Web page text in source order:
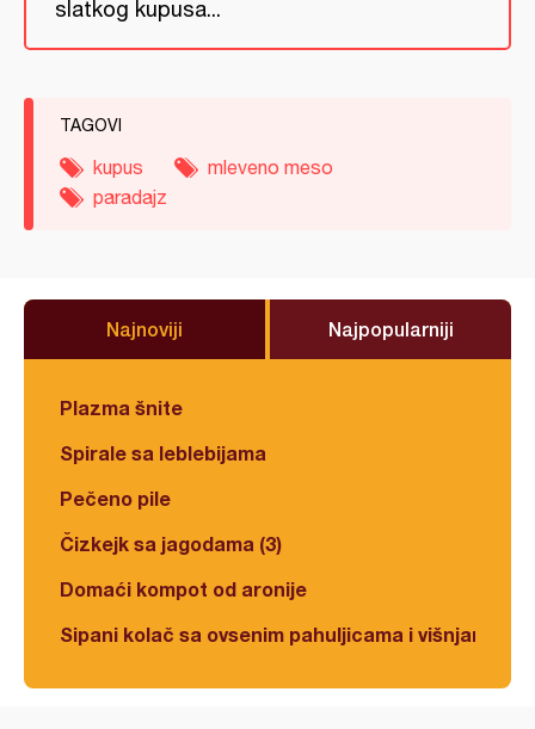
slatkog kupusa...
TAGOVI
kupus
mleveno meso
paradajz
Najnoviji Najpopularniji
Plazma šnite
Spirale sa leblebijama
Pečeno pile
Čizkejk sa jagodama (3)
Domaći kompot od aronije
Sipani kolač sa ovsenim pahuljicama i višnjama